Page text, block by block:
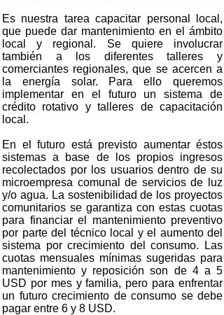
Es nuestra tarea capacitar personal local,
que puede dar mantenimiento en el ámbito
local y regional. Se quiere involucrar
también a los diferentes talleres y
comerciantes regionales, que se acercen a
la energía solar. Para ello queremos
implementar en el futuro un sistema de
crédito rotativo y talleres de capacitación
local.
En el futuro está previsto aumentar éstos
sistemas a base de los propios ingresos
recolectados por los usuarios dentro de su
microempresa comunal de servicios de luz
y/o agua. La sostenibilidad de los proyectos
comunitarios se garantiza con estas cuotas
para financiar el mantenimiento preventivo
por parte del técnico local y el aumento del
sistema por crecimiento del consumo. Las
cuotas mensuales mínimas sugeridas para
mantenimiento y reposición son de 4 a 5
USD por mes y familia, pero para enfrentar
un futuro crecimiento de consumo se debe
pagar entre 6 y 8 USD.